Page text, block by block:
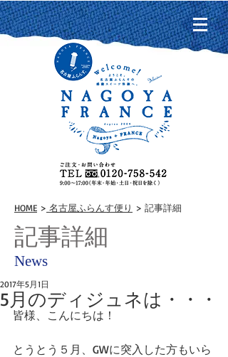
HOME > 名古屋ふらんす便り > 記事詳細
記事詳細
News
5月のディジュネは・・・
2017年5月1日
皆様、こんにちは！
とうとう５月、GWに突入した方もいら